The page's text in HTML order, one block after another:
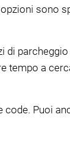
sono
di
tempo a
code. Puoi